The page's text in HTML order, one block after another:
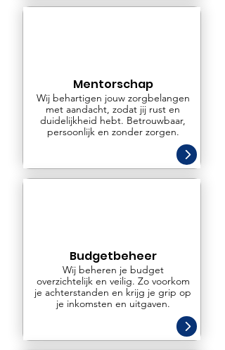
Mentorschap
Wij behartigen jouw zorgbelangen
met aandacht, zodat jij rust en
duidelijkheid hebt. Betrouwbaar,
persoonlijk en zonder zorgen.
Budgetbeheer
Wij beheren je budget
overzichtelijk en veilig. Zo voorkom
je achterstanden en krijg je grip op
je inkomsten en uitgaven.